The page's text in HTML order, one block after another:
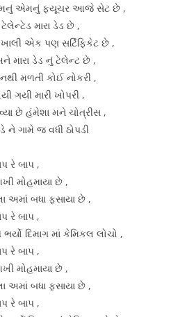
એમનું ફયૂચર આજે સેટ છે ,
ટેલેન્ટેડ મારા ડેડ છે ,
ખાલી એક પણ સર્ટિફિકેટ છે ,
મારા ડેડ નું ટેલેન્ટ છે ,
નથી મળતી કોઈ નોકરી ,
ગયી મારી ખોપરી ,
છે હંમેશા મને ચોત્રીસ ,
ને ગામે જ વધી ઠોપડી
રે બાપ ,
મોહમાયા છે ,
અમાં બધા ફસાયા છે ,
રે બાપ ,
દિમાગ માં કેમિકલ લોચો ,
રે બાપ ,
મોહમાયા છે ,
અમાં બધા ફસાયા છે ,
રે બાપ ,